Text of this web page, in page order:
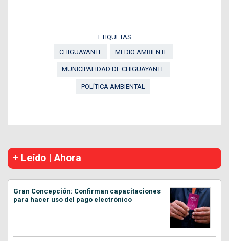
ETIQUETAS
CHIGUAYANTE
MEDIO AMBIENTE
MUNICIPALIDAD DE CHIGUAYANTE
POLÍTICA AMBIENTAL
+ Leído | Ahora
Gran Concepción: Confirman capacitaciones
para hacer uso del pago electrónico